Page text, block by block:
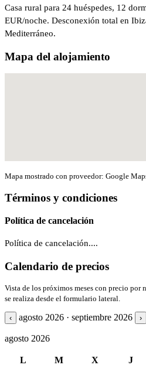
Casa rural para 24 huéspedes, 12
EUR/noche. Desconexión total en
Mediterráneo.
Mapa del alojamiento
Mapa mostrado con proveedor: Google
Términos y condiciones
Política de cancelación
Política de cancelación....
Calendario de precios
Vista de los próximos meses con precio por
se realiza desde el formulario lateral.
‹ agosto 2026 · septiembre 2026 ›
agosto 2026
L M X J